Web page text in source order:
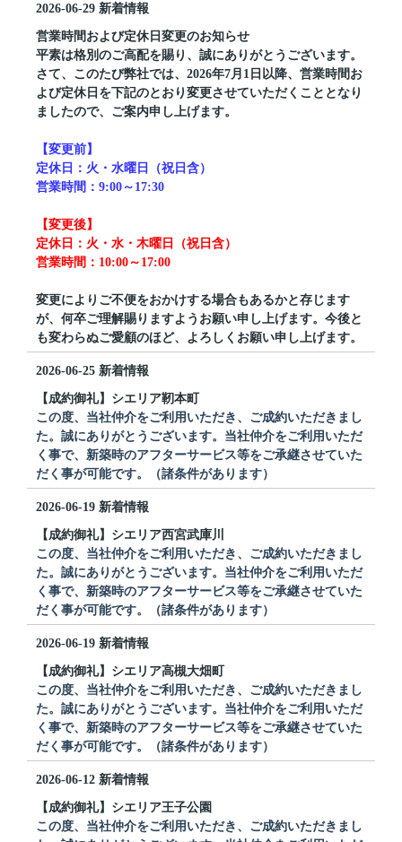
2026-06-29 新着情報
営業時間および定休日変更のお知らせ
平素は格別のご高配を賜り、誠にありがとうございます。
さて、このたび弊社では、2026年7月1日以降、営業時間お
よび定休日を下記のとおり変更させていただくこととなり
ましたので、ご案内申し上げます。
【変更前】
定休日：火・水曜日（祝日含）
営業時間：9:00～17:30
【変更後】
定休日：火・水・木曜日（祝日含）
営業時間：10:00～17:00
変更によりご不便をおかけする場合もあるかと存じます
が、何卒ご理解賜りますようお願い申し上げます。今後と
も変わらぬご愛顧のほど、よろしくお願い申し上げます。
2026-06-25 新着情報
【成約御礼】シエリア靭本町
この度、当社仲介をご利用いただき、ご成約いただきまし
た。誠にありがとうございます。当社仲介をご利用いただ
く事で、新築時のアフターサービス等をご承継させていた
だく事が可能です。（諸条件があります）
2026-06-19 新着情報
【成約御礼】シエリア西宮武庫川
この度、当社仲介をご利用いただき、ご成約いただきまし
た。誠にありがとうございます。当社仲介をご利用いただ
く事で、新築時のアフターサービス等をご承継させていた
だく事が可能です。（諸条件があります）
2026-06-19 新着情報
【成約御礼】シエリア高槻大畑町
この度、当社仲介をご利用いただき、ご成約いただきまし
た。誠にありがとうございます。当社仲介をご利用いただ
く事で、新築時のアフターサービス等をご承継させていた
だく事が可能です。（諸条件があります）
2026-06-12 新着情報
【成約御礼】シエリア王子公園
この度、当社仲介をご利用いただき、ご成約いただきまし